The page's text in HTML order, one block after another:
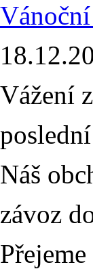
Vážení
Náš
závoz